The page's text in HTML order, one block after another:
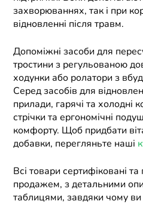
захворюваннях, так і при
відновленні після травм.
Допоміжні засоби для
тростини з регульованою
ходунки або ролатори з
Серед засобів для
прилади, гарячі та холодні
стрічки та ергономічні
комфорту. Щоб придбати
добавки, перегляньте наші
Всі товари сертифіковані та
продажем, з детальними
таблицями, завдяки чому